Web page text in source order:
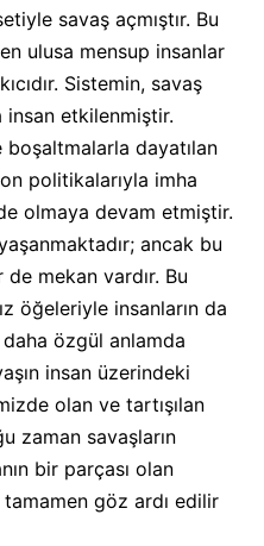
savaş açmıştır. Bu
ulusa mensup insanlar
Sistemin, savaş
insan etkilenmiştir.
dayatılan
politikalarıyla imha
olmaya devam etmiştir.
ancak bu
mekan vardır. Bu
öğeleriyle insanların da
özgül anlamda
insan üzerindeki
olan ve tartışılan
zaman savaşların
bir parçası olan
göz ardı edilir